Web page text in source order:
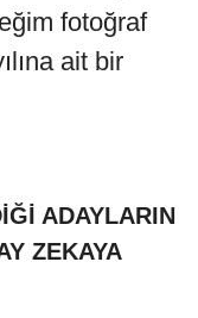
fotoğraf
ait bir
ADAYLARIN
ZEKAYA